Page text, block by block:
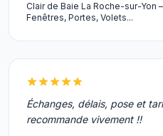
Clair de Baie La Roche-sur-Yon
Fenêtres, Portes, Volets...
Échanges, délais, pose et
recommande vivement !!